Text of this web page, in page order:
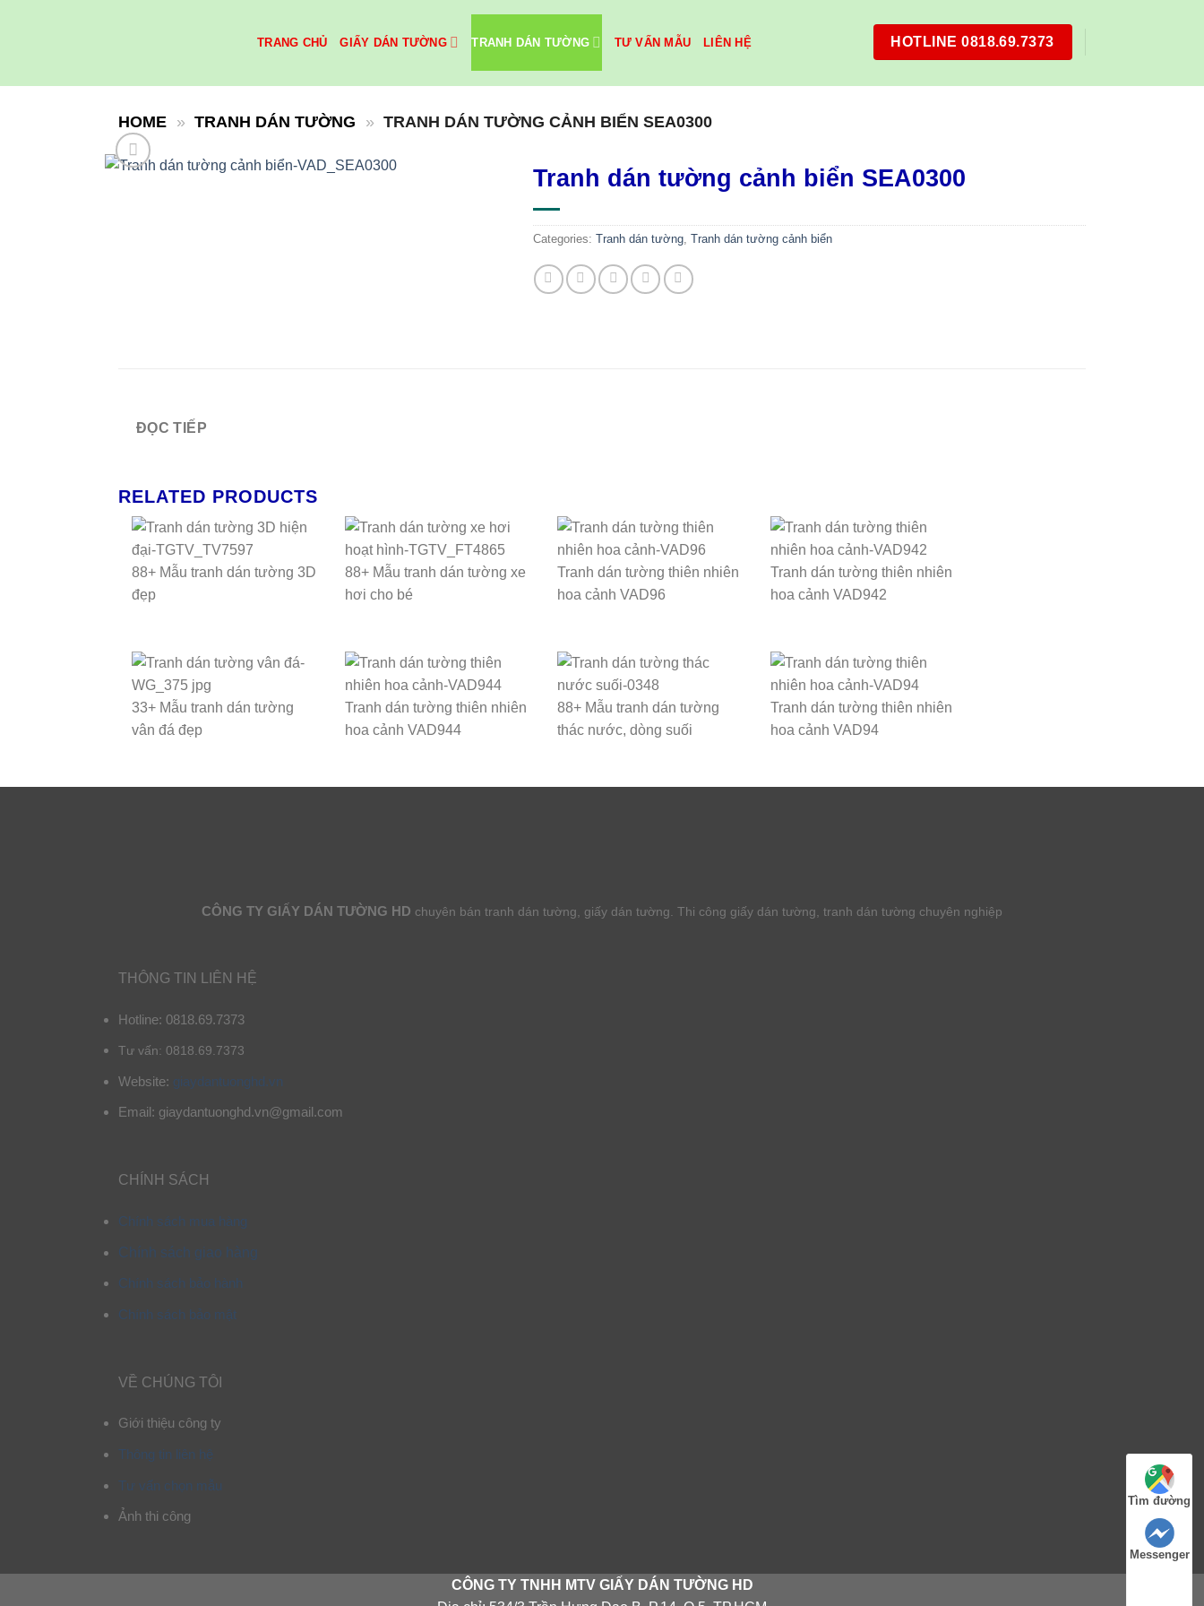
TRANG CHỦ GIẤY DÁN TƯỜNG TRANH DÁN TƯỜNG TƯ VẤN MẪU LIÊN HỆ HOTLINE 0818.69.7373
HOME » TRANH DÁN TƯỜNG » TRANH DÁN TƯỜNG CẢNH BIỂN SEA0300
Tranh dán tường cảnh biển SEA0300
Categories: Tranh dán tường, Tranh dán tường cảnh biển
ĐỌC TIẾP
RELATED PRODUCTS
88+ Mẫu tranh dán tường 3D
đẹp
88+ Mẫu tranh dán tường xe
hơi cho bé
Tranh dán tường thiên nhiên
hoa cảnh VAD96
Tranh dán tường thiên nhiên
hoa cảnh VAD942
33+ Mẫu tranh dán tường
vân đá đẹp
Tranh dán tường thiên nhiên
hoa cảnh VAD944
88+ Mẫu tranh dán tường
thác nước, dòng suối
Tranh dán tường thiên nhiên
hoa cảnh VAD94
CÔNG TY GIẤY DÁN TƯỜNG HD chuyên bán tranh dán tường, giấy dán tường. Thi công giấy dán tường, tranh dán tường chuyên nghiệp
THÔNG TIN LIÊN HỆ
Hotline: 0818.69.7373
Tư vấn: 0818.69.7373
Website: giaydantuonghd.vn
Email: giaydantuonghd.vn@gmail.com
CHÍNH SÁCH
Chính sách mua hàng
Chính sách giao hàng
Chính sách bảo hành
Chính sách bảo mật
VỀ CHÚNG TÔI
Giới thiệu công ty
Thông tin liên hệ
Tư vấn chọn mẫu
Ảnh thi công
CÔNG TY TNHH MTV GIẤY DÁN TƯỜNG HD
Tìm đường
Messenger